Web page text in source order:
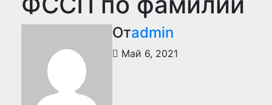
Отadmin
Май 6, 2021